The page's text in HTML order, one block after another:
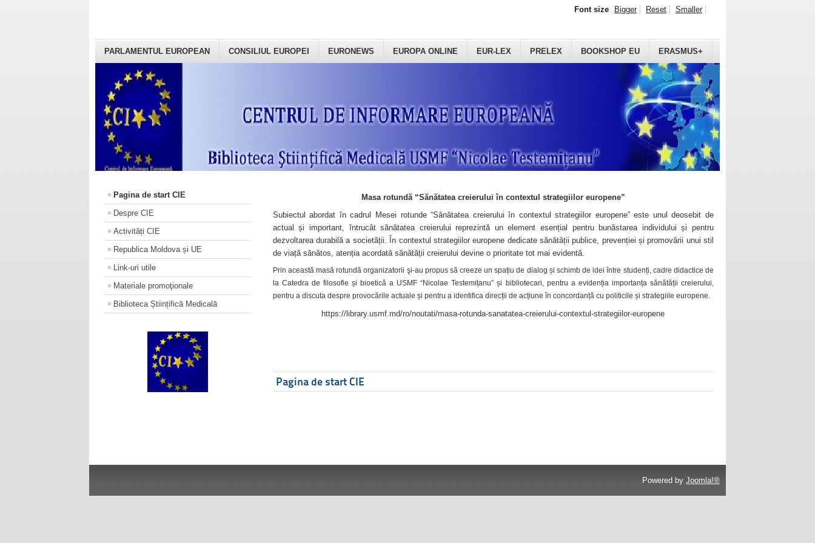
PARLAMENTUL EUROPEAN CONSILIUL EUROPEI EURONEWS EUROPA ONLINE EUR-LEX PRELEX BOOKSHOP EU ERASMUS+
Font size Bigger Reset Smaller
Pagina de start CIE
Despre CIE
Activități CIE
Republica Moldova și UE
Link-uri utile
Materiale promoţionale
Biblioteca Științifică Medicală
Masa rotundă “Sănătatea creierului în contextul strategiilor europene”
Subiectul abordat în cadrul Mesei rotunde “Sănătatea creierului în contextul strategiilor europene” este unul deosebit de
actual și important, întrucât sănătatea creierului reprezintă un element esențial pentru bunăstarea individului și pentru
dezvoltarea durabilă a societății. În contextul strategiilor europene dedicate sănătății publice, prevenției și promovării unui stil
de viață sănătos, atenția acordată sănătății creierului devine o prioritate tot mai evidentă.
Prin această masă rotundă organizatorii şi-au propus să creeze un spațiu de dialog și schimb de idei între studenți, cadre didactice de
la Catedra de filosofie și bioetică a USMF “Nicolae Testemițanu” și bibliotecari, pentru a evidenția importanța sănătății creierului,
pentru a discuta despre provocările actuale și pentru a identifica direcții de acțiune în concordanță cu politicile și strategiile europene.
https://library.usmf.md/ro/noutati/masa-rotunda-sanatatea-creierului-contextul-strategiilor-europene
Pagina de start CIE
Powered by Joomla!®